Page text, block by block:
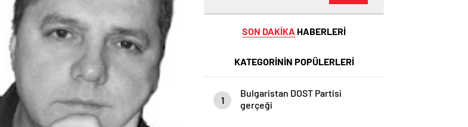
SON DAKİKA HABERLERİ
KATEGORİNİN POPÜLERLERİ
1
Bulgaristan DOST Partisi
gerçeği